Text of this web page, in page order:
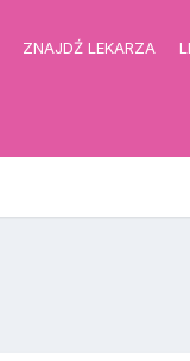
ZNAJDŹ LEKARZA